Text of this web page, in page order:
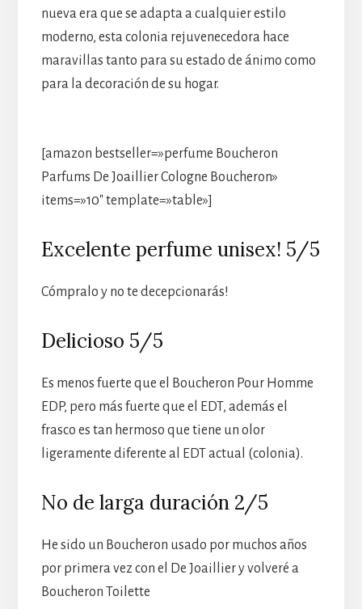
nueva era que se adapta a cualquier estilo
moderno, esta colonia rejuvenecedora hace
maravillas tanto para su estado de ánimo como
para la decoración de su hogar.
[amazon bestseller=»perfume Boucheron
Parfums De Joaillier Cologne Boucheron»
items=»10″ template=»table»]
Excelente perfume unisex! 5/5
Cómpralo y no te decepcionarás!
Delicioso 5/5
Es menos fuerte que el Boucheron Pour Homme
EDP, pero más fuerte que el EDT, además el
frasco es tan hermoso que tiene un olor
ligeramente diferente al EDT actual (colonia).
No de larga duración 2/5
He sido un Boucheron usado por muchos años
por primera vez con el De Joaillier y volveré a
Boucheron Toilette